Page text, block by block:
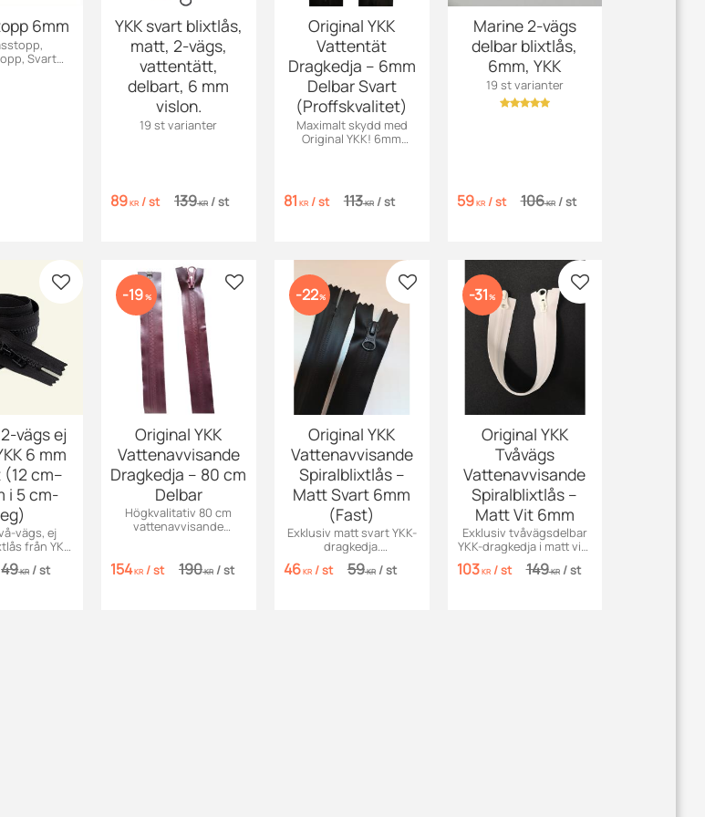
6mm
Svart
YKK svart blixtlås,
matt, 2-vägs,
vattentätt,
delbart, 6 mm
vislon.
19 st varianter
89KR /st 139KR /st
Original YKK
Vattentät
Dragkedja – 6mm
Delbar Svart
(Proffskvalitet)
Maximalt skydd med
Original YKK! 6mm
81 KR /st 113KR /st
Marine 2-vägs
delbar blixtlås,
6mm, YKK
19 st varianter
59KR /st 106KR /st
vägs ej
6 mm
cm–
i 5 cm-
vägs, ej
från YKK
12 och 15
49KR /st
Lägg till i favoriter
Original YKK
Vattenavvisande
Dragkedja – 80 cm
Delbar
Högkvalitativ 80 cm
vattenavvisande
154KR /st 190KR /st
19% Lägg till i favoriter
Original YKK
Vattenavvisande
Spiralblixtlås –
Matt Svart 6mm
(Fast)
Exklusiv matt svart YKK-
dragkedja.
Vattenavvisande spiral
(6mm) för väskor och
46KR /st 59KR /st
22% Lägg till i favoriter
Original YKK
Tvåvägs
Vattenavvisande
Spiralblixtlås –
Matt Vit 6mm
Exklusiv tvåvägsdelbar
YKK-dragkedja i matt vitt.
Vattenavvisande 6mm
spiral för jackor &
103KR /st 149KR /st
31% Lägg till i favoriter